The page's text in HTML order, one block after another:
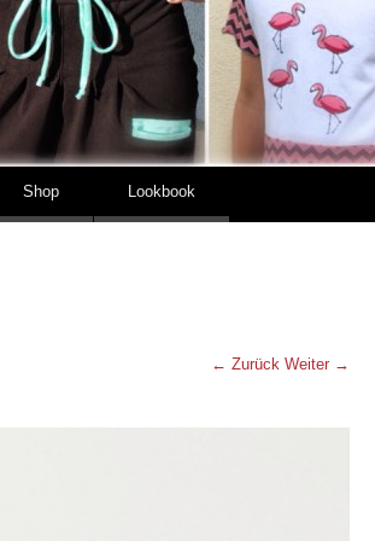
Shop Lookbook
← Zurück Weiter →